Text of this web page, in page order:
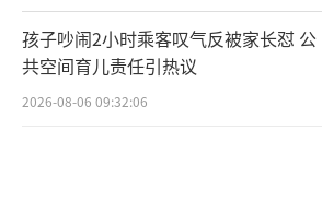
孩子吵闹2小时乘客叹气反被家长怼 公
共空间育儿责任引热议
2026-08-06 09:32:06